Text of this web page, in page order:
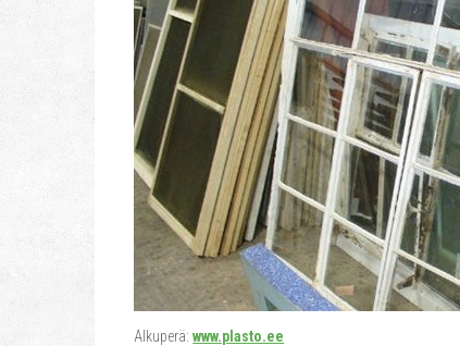
Alkuperä:www.plasto.ee